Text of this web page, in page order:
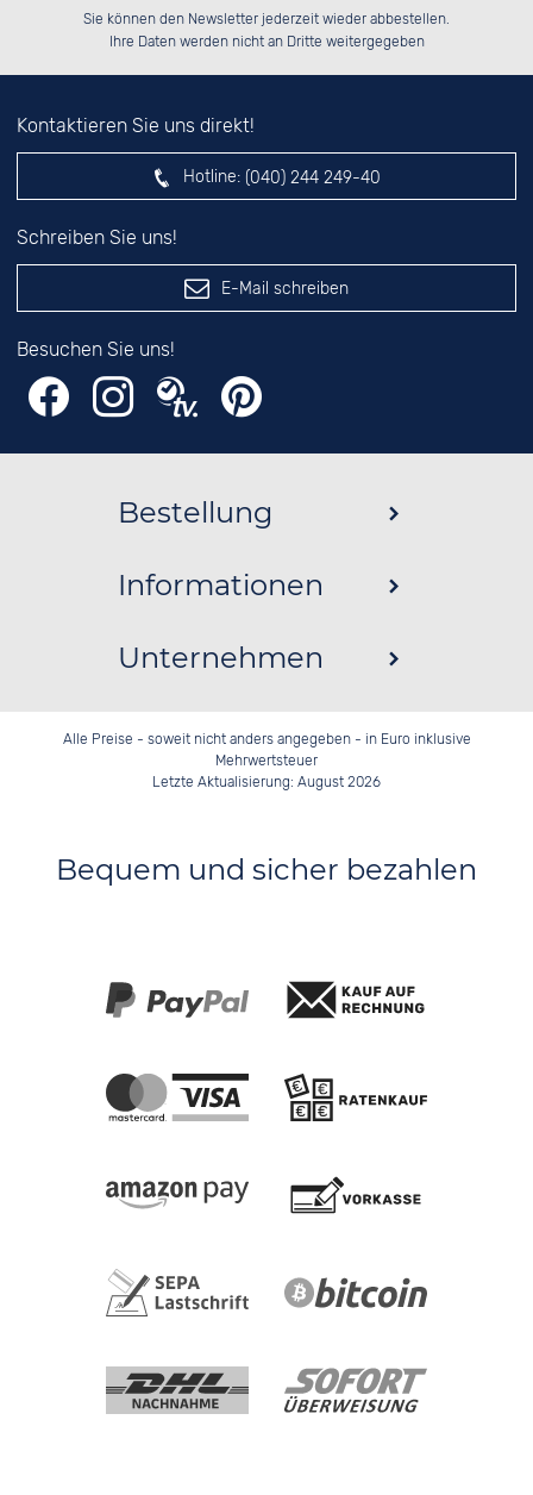
██░░░░░░██░░░░░░░░░░██░░██░░░░░░
██████░░██████░░░░████░░██████░░
██░░██░░██░░██░░██░░░░░░██░░██░░
Bitte tragen Sie die Zahl in
das nebenstehende Feld ein.
Sie können den Newsletter jederzeit wieder abbestellen.
Ihre Daten werden nicht an Dritte weitergegeben
Kontaktieren Sie uns direkt!
Hotline: (040) 244 249-40
Schreiben Sie uns!
E-Mail schreiben
Besuchen Sie uns!
Bestellung
Informationen
Unternehmen
Alle Preise - soweit nicht anders angegeben - in Euro inklusive
Mehrwertsteuer
Letzte Aktualisierung: August 2026
Bequem und sicher bezahlen